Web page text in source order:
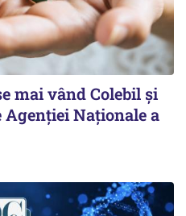
mai vând Colebil și
Naționale a